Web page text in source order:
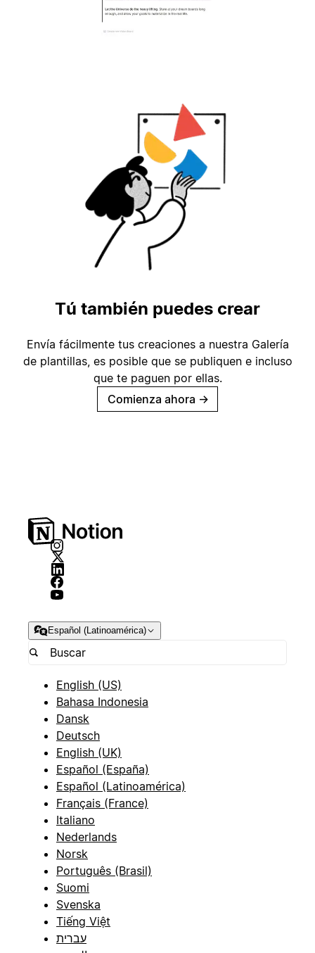
Tú también puedes crear
Envía fácilmente tus creaciones a nuestra Galería
de plantillas, es posible que se publiquen e incluso
que te paguen por ellas.
Comienza ahora →
Español (Latinoamérica)
English (US)
Bahasa Indonesia
Dansk
Deutsch
English (UK)
Español (España)
Español (Latinoamérica)
Français (France)
Italiano
Nederlands
Norsk
Português (Brasil)
Suomi
Svenska
Tiếng Việt
עברית